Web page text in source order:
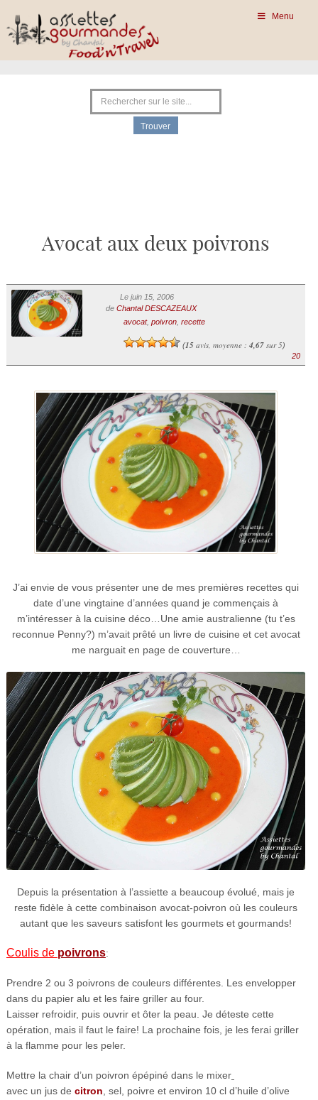
Menu
Avocat aux deux poivrons
Le juin 15, 2006
de Chantal DESCAZEAUX
avocat, poivron, recette
(15avis, moyenne : 4,67sur 5)
20
J’ai envie de vous présenter une de mes premières recettes qui
date d’une vingtaine d’années quand je commençais à
m’intéresser à la cuisine déco…Une amie australienne (tu t’es
reconnue Penny?) m’avait prêté un livre de cuisine et cet avocat
me narguait en page de couverture…
Depuis la présentation à l’assiette a beaucoup évolué, mais je
reste fidèle à cette combinaison avocat-poivron où les couleurs
autant que les saveurs satisfont les gourmets et gourmands!
Coulis de poivrons:
Prendre 2 ou 3 poivrons de couleurs différentes. Les envelopper
dans du papier alu et les faire griller au four.
Laisser refroidir, puis ouvrir et ôter la peau. Je déteste cette
opération, mais il faut le faire! La prochaine fois, je les ferai griller
à la flamme pour les peler.
Mettre la chair d’un poivron épépiné dans le mixer
avec un jus de citron , sel, poivre et environ 10 cl d’huile d’olive